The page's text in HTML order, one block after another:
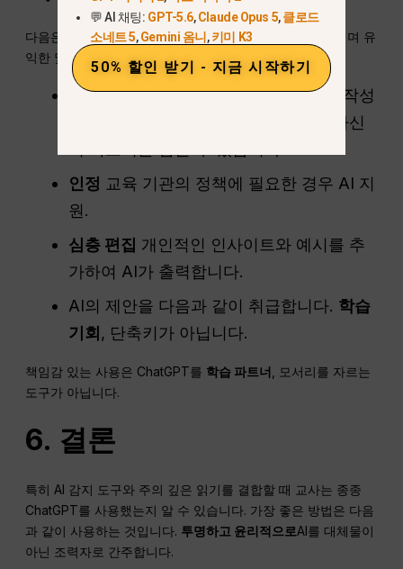
다음은 학습 프로세스에 AI를 통합하는 안전하고 윤리적이며 유
익한 몇 가지 방법입니다:
다음 용도로 AI 사용브레인스토밍, 를 작성
- 작업에 자신
인정 교육 기관의 정책에 필요한 경우 AI 지
원.
심층 편집 개인적인 인사이트와 예시를 추
가하여 AI가 출력합니다.
AI의 제안을 다음과 같이 취급합니다. 학습
기회 , 단축키가 아닙니다.
책임감 있는 사용은 ChatGPT를 학습 파트너 , 모서리를 자르는
도구가 아닙니다.
6. 결론
특히 AI 감지 도구와 주의 깊은 읽기를 결합할 때 교사는 종종
ChatGPT를 사용했는지 알 수 있습니다. 가장 좋은 방법은 다음
과 같이 사용하는 것입니다. 투명하고 윤리적으로AI를 대체물이
아닌 조력자로 간주합니다.
💬 AI 채팅: GPT-5.6,Claude Opus 5,클로드
소네트 5,Gemini 옴니,키미 K3
50% 할인 받기 - 지금 시작하기